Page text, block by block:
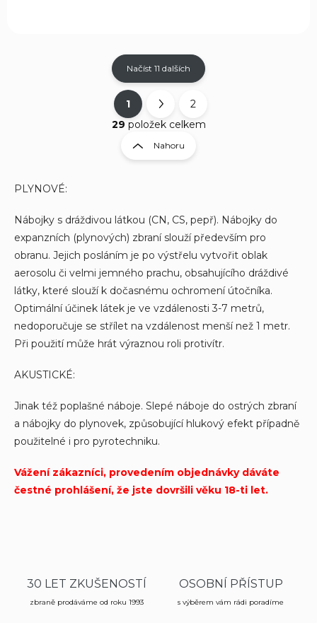
O
v
á
d
p
r
v
k
y
ý
p
i
u
Načíst 11 dalších
S
t
r
á
v
á
n
í
1
2
29 položek celkem
Nahoru
PLYNOVÉ:
Nábojky s dráždivou látkou (CN, CS, pepř). Nábojky do
expanzních (plynových) zbraní slouží především pro
obranu. Jejich posláním je po výstřelu vytvořit oblak
aerosolu či velmi jemného prachu, obsahujícího dráždivé
látky, které slouží k dočasnému ochromení útočníka.
Optimální účinek látek je ve vzdálenosti 3-7 metrů,
nedoporučuje se střílet na vzdálenost menší než 1 metr.
Při použití může hrát výraznou roli protivítr.
AKUSTICKÉ:
Jinak též poplašné náboje. Slepé náboje do ostrých zbraní
a nábojky do plynovek, způsobující hlukový efekt případně
použitelné i pro pyrotechniku.
Vážení zákazníci, provedením objednávky dáváte
čestné prohlášení, že jste dovršili věku 18-ti let.
30 LET ZKUŠENOSTÍ
zbraně prodáváme od roku 1993
OSOBNÍ PŘÍSTUP
s výběrem vám rádi poradíme